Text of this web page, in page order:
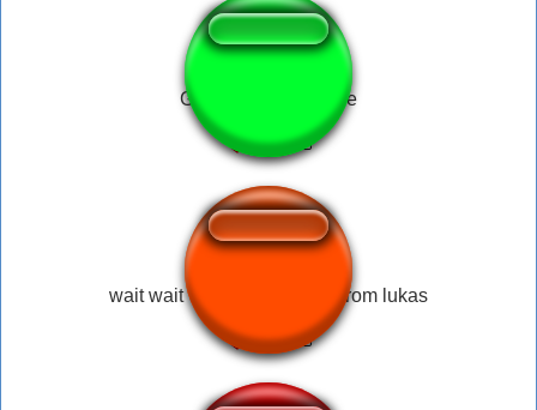
Gavin Free Ringtone
wait wait wait what the hell from lukas